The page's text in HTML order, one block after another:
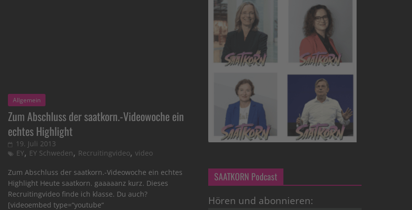
Allgemein
Zum Abschluss der saatkorn.-Videowoche ein
echtes Highlight
19. Juli 2013
EY,EY Schweden, Recruitingvideo,video
Zum Abschluss der saatkorn.-Videowoche ein echtes
Highlight Heute saatkorn. gaaaaanz kurz. Dieses
Recruitingvideo finde ich klasse. Du auch?
[videoembed type=“youtube“
SAATKORN Podcast
Hören und abonnieren: